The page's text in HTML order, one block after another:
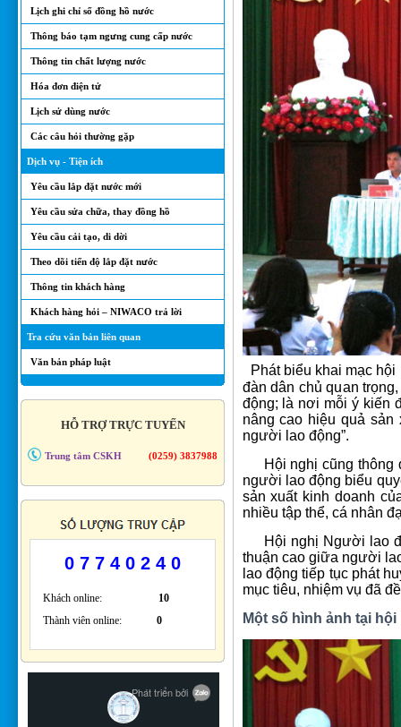
Lịch ghi chỉ số đồng hồ nước
Thông báo tạm ngưng cung cấp nước
Thông tin chất lượng nước
Hóa đơn điện tử
Lịch sử dùng nước
Các câu hỏi thường gặp
Dịch vụ - Tiện ích
Yêu cầu lắp đặt nước mới
Yêu cầu sửa chữa, thay đồng hồ
Yêu cầu cải tạo, di dời
Theo dõi tiến độ lắp đặt nước
Thông tin khách hàng
Khách hàng hỏi – NIWACO trả lời
Tra cứu văn bản liên quan
Văn bản pháp luật
HỖ TRỢ TRỰC TUYẾN
Trung tâm CSKH (0259) 3837988
0 7 7 4 0 2 4 0
Khách online: 10
Thành viên online: 0
Phát biểu khai mạc
đàn dân chủ quan
động; là nơi mỗi ý kiến
nâng cao hiệu quả
người lao động”.
Hội nghị cũng thông
người lao động biểu
sản xuất kinh doanh
nhiều tập thể, cá nhân
Hội nghị Người lao
thuận cao giữa người
lao động tiếp tục phát
mục tiêu, nhiệm vụ đã
Một số hình ảnh tại hội